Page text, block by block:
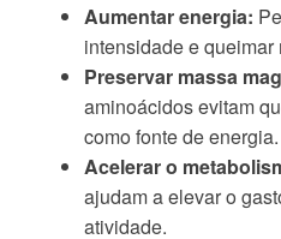
Aumentar energia:
intensidade e queimar
Preservar massa
aminoácidos evitam
como fonte de energia.
Acelerar o
ajudam a elevar o
atividade.